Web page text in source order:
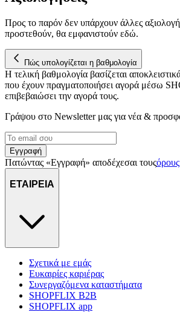
Προς το παρόν δεν υπάρχουν άλλες
προστεθούν, θα εμφανιστούν εδώ.
Πώς υπολογίζεται η βαθμολογία
Η τελική βαθμολογία βασίζεται
που έχουν πραγματοποιήσει αγορά μέσω
επιβεβαιώσει την αγορά τους.
Γράψου στο Νewsletter μας για νέα &
Εγγραφή
Πατώντας «Εγγραφή» αποδέχεσαι τους
ΕΤΑΙΡΕΙΑ
Σχετικά με εμάς
Ευκαιρίες καριέρας
Συνεργαζόμενα καταστήματα
SHOPFLIX B2B
SHOPFLIX app